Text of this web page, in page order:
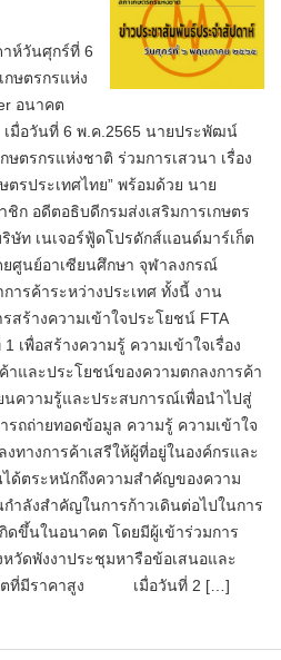
ห์วันศุกร์ที่ 6
ษตรกรแห่ง
อนาคต
อวันที่ 6 พ.ค.2565 นายประพัฒน์
ตรกรแห่งชาติ ร่วมการเสวนา เรื่อง
ตรประเทศไทย” พร้อมด้วย นาย
อดีตอธิบดีกรมส่งเสริมการเกษตร
ท เนเจอร์ฟู้ดโปรดักส์แอนด์มาร์เก็ต
ศูนย์อาเซียนศึกษา จุฬาลงกรณ์
ารค้าระหว่างประเทศ ทั้งนี้ งาน
สร้างความเข้าใจประโยชน์ FTA
เพื่อสร้างความรู้ ความเข้าใจเรื่อง
าและประโยชน์ของความตกลงการค้า
นความรู้และประสบการณ์เพื่อนำไปสู่
รถถ่ายทอดข้อมูล ความรู้ ความเข้าใจ
ทางการค้าเสรีให้ผู้ที่อยู่ในองค์กรและ
ด้ตระหนักถึงความสำคัญของความ
ำลังสำคัญในการก้าวเดินต่อไปในการ
กิดขึ้นในอนาคต โดยมีผู้เข้าร่วมการ
วัดพังงาประชุมหารือข้อเสนอและ
ลิตที่มีราคาสูง เมื่อวันที่ 2 […]